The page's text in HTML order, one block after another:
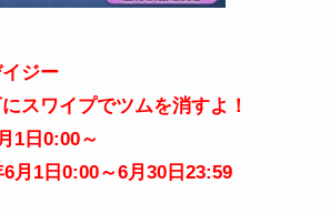
ジー
スワイプでツムを消すよ！
1日0:00～
月1日0:00～6月30日 23:59